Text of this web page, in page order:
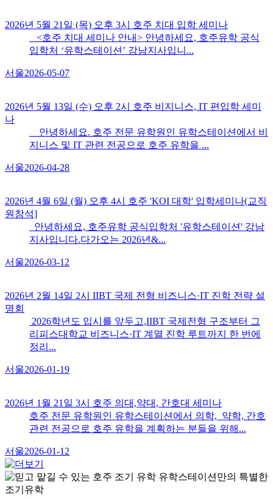
2026년 5월 21일 (목) 오후 3시 호주 치대 입학 세미나
<호주 치대 세미나 안내> 안녕하세요, 호주유학 공식
입학처 ‘유학스테이션’ 강남지사입니...
서울2026-05-07
2026년 5월 13일 (수) 오후 2시 호주 비지니스, IT 편입학 세미
나
안녕하세요. 호주 전문 유학원인 유학스테이션에서 비
지니스 및 IT 관련 전공으로 호주 유학을 ...
서울2026-04-28
2026년 4월 6일 (월) 오후 4시 호주 'KOI 대학​' 입학세미나(교직
원참석]
안녕하세요, 호주유학 공식입학처 '유학스테이션' 강남
지사입니다.다가오는 2026년&...
서울2026-03-12
2026년 2월 14일 2시 IIBT 국제 전형 비즈니스·IT 진학 전략 설
명회
2026학년도 입시를 앞두고,IIBT 국제전형 구조부터 그
리피스대학교 비즈니스·IT 계열 진학 루트까지 한 번에
정리...
서울2026-01-19
2026년 1월 21일 3시 호주 의대,약대, 간호대 세미나
호주 전문 유학원인 유학스테이션에서 의학, 약학, 간호
관련 전공으로 호주 유학을 계획하는 분들을 위해...
서울2026-01-12